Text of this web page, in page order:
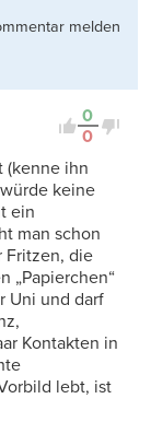
melden
0
0
(kenne ihn
keine
ein
man schon
Fritzen, die
„Papierchen“
Uni und darf
Kontakten in
lebt, ist